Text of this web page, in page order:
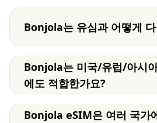
Bonjola는 유심과 어떻게
Bonjola는 미국/유럽/아시
에도 적합한가요?
Bonjola eSIM은 여러 국가